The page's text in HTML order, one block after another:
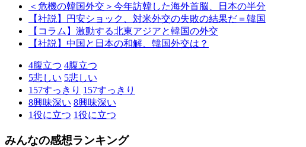
＜危機の韓国外交＞今年訪韓した海外首脳、日本の半分
【社説】円安ショック、対米外交の失敗の結果だ＝韓国
【コラム】激動する北東アジアと韓国の外交
【社説】中国と日本の和解、韓国外交は？
4腹立つ 4腹立つ
5悲しい 5悲しい
157すっきり 157すっきり
8興味深い 8興味深い
1役に立つ 1役に立つ
みんなの感想ランキング